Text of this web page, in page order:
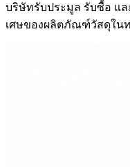
บริษัทรับประมูล รับซื้อ แ
เศษของผลิตภัณฑ์วัสดุใน